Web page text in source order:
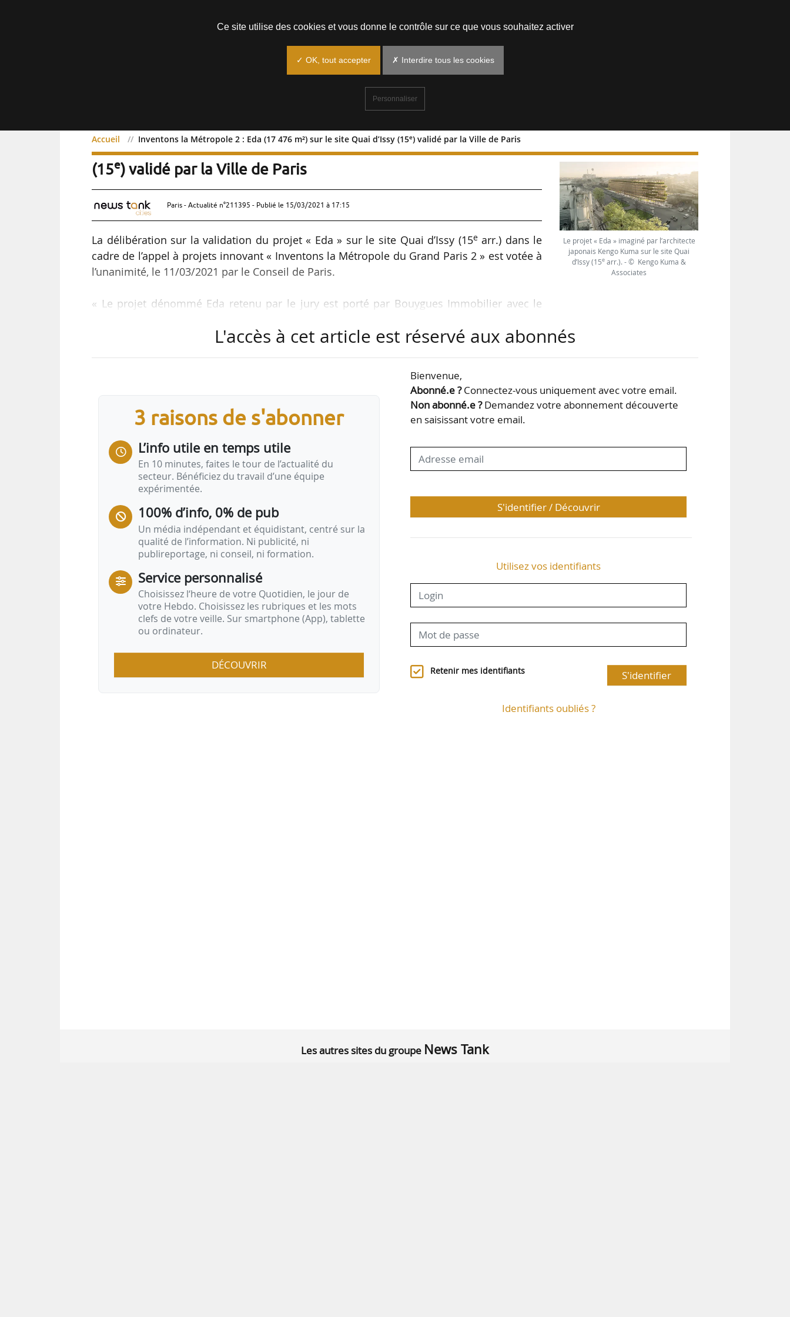
Accueil Inventons la Métropole 2 : Eda (17 476 m²) sur le site Quai d’Issy (15e) validé par la Ville de Paris
Inventons la Métropole 2 : Eda (17 476 m²) sur le site Quai d’Issy
(15e) validé par la Ville de Paris
Paris - Actualité n°211395 - Publié le 15/03/2021 à 17:15
La délibération sur la validation du projet « Eda » sur le site Quai d’Issy (15earr.) dans le
cadre de l’appel à projets innovant « Inventons la Métropole du Grand Paris 2 » est votée à
l’unanimité, le 11/03/2021 par le Conseil de Paris.
« Le projet dénommé Eda retenu par le jury est porté par Bouygues Immobilier avec le
bâtiment d’entrée de ville faisant le lien entre Paris et Issy-les-Moulineaux (Hauts-de-
en charge de l’urbanisme, de l’architecture, du Grand Paris, de la transformation des
Le projet « Eda » imaginé par l’architecte
japonais Kengo Kuma sur le site Quai
d’Issy (15e arr.). - © Kengo Kuma &
Associates
L'accès à cet article est réservé aux abonnés
3 raisons de s'abonner
L’info utile en temps utile
En 10 minutes, faites le tour de l’actualité du
secteur. Bénéficiez du travail d’une équipe
expérimentée.
100% d’info, 0% de pub
Un média indépendant et équidistant, centré sur la
qualité de l’information. Ni publicité, ni
publireportage, ni conseil, ni formation.
Service personnalisé
Choisissez l‘heure de votre Quotidien, le jour de
votre Hebdo. Choisissez les rubriques et les mots
clefs de votre veille. Sur smartphone (App), tablette
ou ordinateur.
DÉCOUVRIR
Bienvenue,
Abonné.e ?Connectez-vous uniquement avec votre email.
Non abonné.e ?Demandez votre abonnement découverte
en saisissant votre email.
S'identifier / Découvrir
Utilisez vos identifiants
Retenir mes identifiants S'identifier
Identifiants oubliés ?
Les autres sites du groupe News Tank
Ce site utilise des cookies et vous donne le contrôle sur ce que vous souhaitez activer
✓ OK, tout accepter ✗ Interdire tous les cookies
Personnaliser